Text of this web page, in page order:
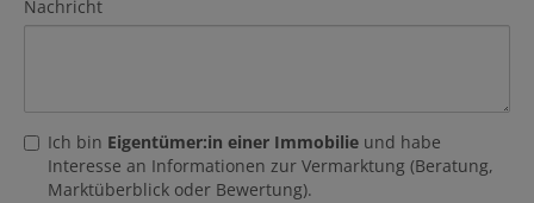
Nachricht
Ich bin Eigentümer:in einer Immobilie und habe
Interesse an Informationen zur Vermarktung (Beratung,
Marktüberblick oder Bewertung).